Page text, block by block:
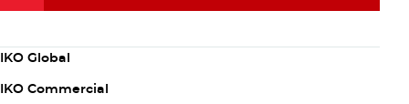
Column
IKO Global
IKO Commercial